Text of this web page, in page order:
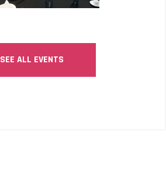
SEE ALL EVENTS